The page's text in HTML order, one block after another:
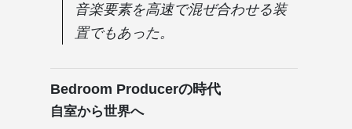
音楽要素を高速で混ぜ合わせる装
置でもあった。
Bedroom Producerの時代
自室から世界へ